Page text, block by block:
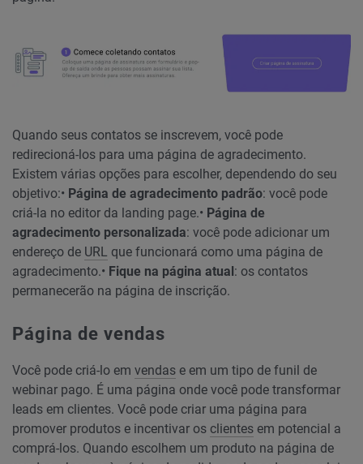
Quando seus contatos se inscrevem, você pode
redirecioná-los para uma página de agradecimento.
Existem várias opções para escolher, dependendo do seu
objetivo:• Página de agradecimento padrão: você pode
criá-la no editor da landing page.• Página de
agradecimento personalizada: você pode adicionar um
endereço de URL que funcionará como uma página de
agradecimento.• Fique na página atual: os contatos
permanecerão na página de inscrição.
Página de vendas
Você pode criá-lo em vendas e em um tipo de funil de
webinar pago. É uma página onde você pode transformar
leads em clientes. Você pode criar uma página para
promover produtos e incentivar os clientes em potencial a
comprá-los. Quando escolhem um produto na página de